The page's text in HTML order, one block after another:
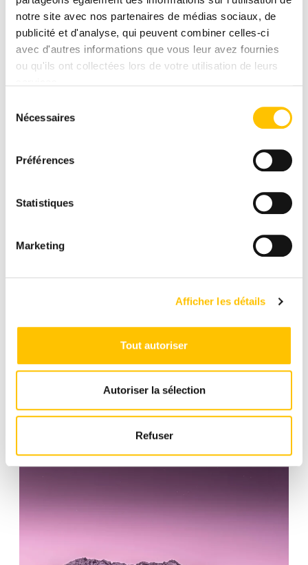
notre site avec nos partenaires de médias sociaux, de
publicité et d'analyse, qui peuvent combiner celles-ci
avec d'autres informations que vous leur avez fournies
ou qu'ils ont collectées lors de votre utilisation de leurs
Nécessaires
Préférences
Statistiques
Marketing
Afficher les détails
Tout autoriser
Autoriser la sélection
Refuser